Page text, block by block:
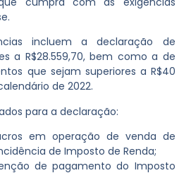
incluem a declaração de
a R$28.559,70, bem como a de
que sejam superiores a R$40
de 2022.
para a declaração:
em operação de venda de
de Imposto de Renda;
de pagamento do Imposto